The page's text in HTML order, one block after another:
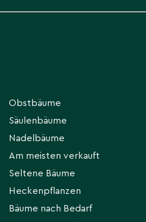
Obstbäume
Säulenbäume
Nadelbäume
Am meisten verkauft
Seltene Bäume
Heckenpflanzen
Bäume nach Bedarf